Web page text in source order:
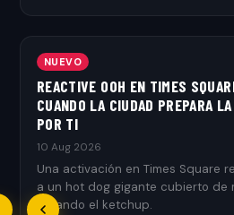
NUEVO
REACTIVE OOH EN TIMES
CUANDO LA CIUDAD PREPARA
POR TI
10 Aug 2026
Una activación en Times Square
a un hot dog gigante cubierto de
llevando el ketchup.